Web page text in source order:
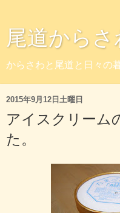
尾道から
からさわと尾道と日々の
2015年9月12日土曜日
アイスクリーム
た。